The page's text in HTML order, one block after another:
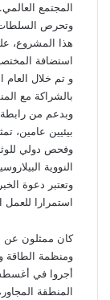
المجتمع العالمي.
وتحرص السلطات
هذا المشروع،
استضافة
و تم خلال العام
بالشراكة مع
وبدعم من رابطة
بيئيين عامين،
وفحص دولي
النووية
وتعتبر دعوة
استمرارا للعمل
كان ممثلون عن
أجروا في
المنطقة